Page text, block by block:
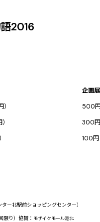
2016
企画
500
300
100
ー北駅前ショッピングセンター）
限り）協賛： モザイクモール港北